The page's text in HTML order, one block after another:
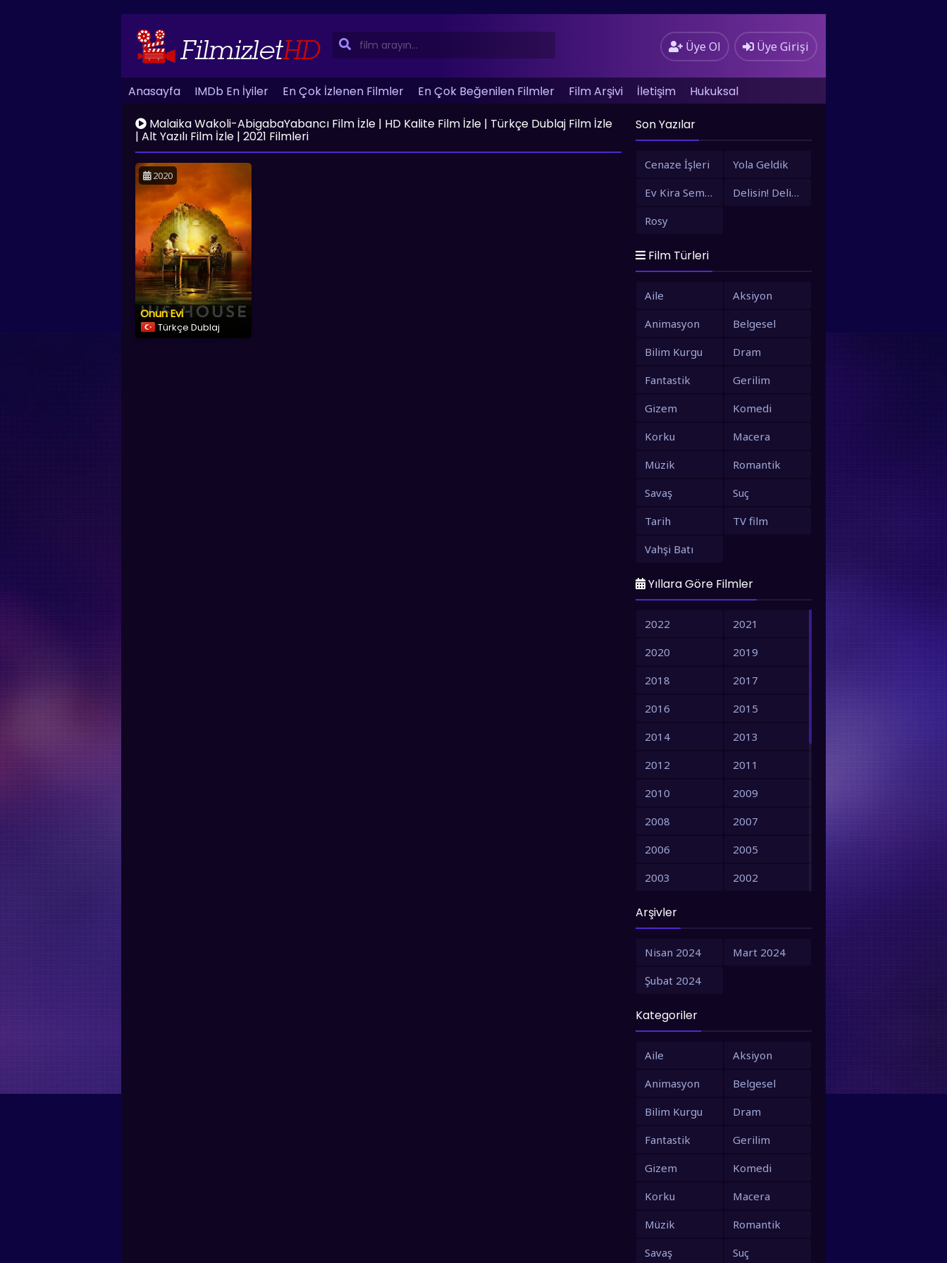
Üye Ol Üye Girişi
Anasayfa IMDb En İyiler En Çok İzlenen Filmler En Çok Beğenilen Filmler Film Arşivi İletişim
Hukuksal
Malaika Wakoli-AbigabaYabancı Film İzle | HD Kalite Film İzle | Türkçe Dublaj Film İzle
| Alt Yazılı Film İzle | 2021 Filmleri
2020
Onun Evi
Türkçe Dublaj
Son Yazılar
Cenaze İşleri
Yola Geldik
Ev Kira Semt Bizim
Delisin! Delisin!
Rosy
Film Türleri
Aile
Aksiyon
Animasyon
Belgesel
Bilim Kurgu
Dram
Fantastik
Gerilim
Gizem
Komedi
Korku
Macera
Müzik
Romantik
Savaş
Suç
Tarih
TV film
Vahşi Batı
Yıllara Göre Filmler
2022
2021
2020
2019
2018
2017
2016
2015
2014
2013
2012
2011
2010
2009
2008
2007
2006
2005
2003
2002
2001
1993
1991
Arşivler
Nisan 2024
Mart 2024
Şubat 2024
Kategoriler
Aile
Aksiyon
Animasyon
Belgesel
Bilim Kurgu
Dram
Fantastik
Gerilim
Gizem
Komedi
Korku
Macera
Müzik
Romantik
Savaş
Suç